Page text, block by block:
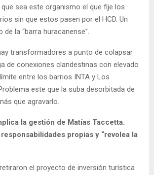
que sea este organismo el que fije los
sin que estos pasen por el HCD. Un
la “barra huracanense”.
transformadores a punto de colapsar
de conexiones clandestinas con elevado
entre los barrios INTA y Los
este que la suba desorbitada de
que agravarlo.
la gestión de Matías Taccetta.
propias y “revolea la
el proyecto de inversión turística